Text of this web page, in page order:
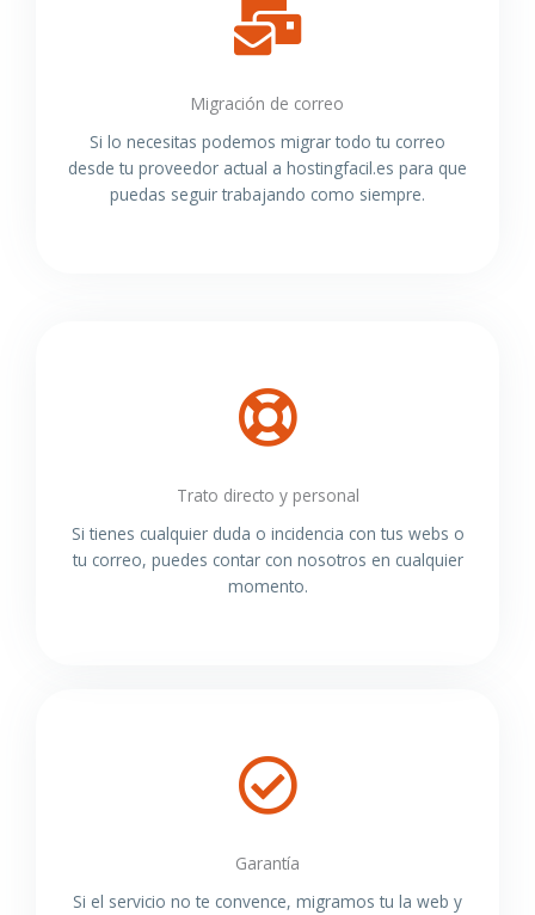
Migración de correo
Si lo necesitas podemos migrar todo tu correo
desde tu proveedor actual a hostingfacil.es para que
puedas seguir trabajando como siempre.
Trato directo y personal
Si tienes cualquier duda o incidencia con tus webs o
tu correo, puedes contar con nosotros en cualquier
momento.
Garantía
Si el servicio no te convence, migramos tu la web y